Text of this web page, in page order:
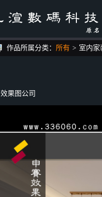
作品所属分类： 所有 > 室内家
效果图公司